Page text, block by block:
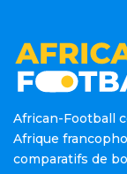
African-Football
Afrique
comparatifs de